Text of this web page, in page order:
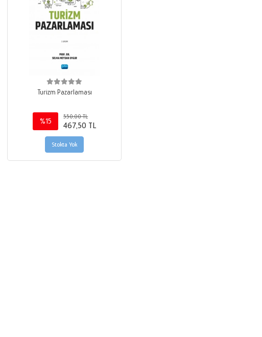
Turizm Pazarlaması
%15
550,00 TL
467,50 TL
Stokta Yok